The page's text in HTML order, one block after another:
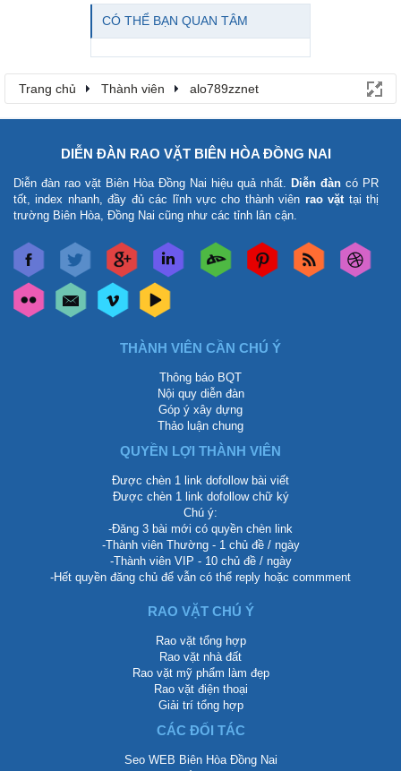
CÓ THỂ BẠN QUAN TÂM
Trang chủ Thành viên alo789zznet
DIỄN ĐÀN RAO VẶT BIÊN HÒA ĐỒNG NAI
Diễn đàn rao vặt Biên Hòa Đồng Nai hiệu quả nhất. Diễn đàn có PR
tốt, index nhanh, đầy đủ các lĩnh vực cho thành viên rao vặttại thị
trường Biên Hòa, Đồng Nai cũng như các tỉnh lân cận.
THÀNH VIÊN CẦN CHÚ Ý
Thông báo BQT
Nội quy diễn đàn
Góp ý xây dựng
Thảo luận chung
QUYỀN LỢI THÀNH VIÊN
Được chèn 1 link dofollow bài viết
Được chèn 1 link dofollow chữ ký
Chú ý:
-Đăng 3 bài mới có quyền chèn link
-Thành viên Thường - 1 chủ đề / ngày
-Thành viên VIP - 10 chủ đề / ngày
-Hết quyền đăng chủ để vẫn có thể reply hoặc commment
RAO VẶT CHÚ Ý
Rao vặt tổng hợp
Rao vặt nhà đất
Rao vặt mỹ phẩm làm đẹp
Rao vặt điện thoại
Giải trí tổng hợp
CÁC ĐỐI TÁC
Seo WEB Biên Hòa Đồng Nai